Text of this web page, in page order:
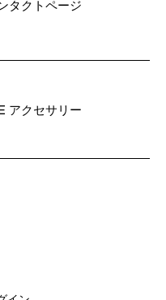
タクトページ
アクセサリー